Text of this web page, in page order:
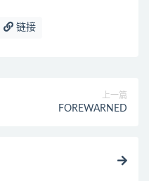
链接
上一篇
FOREWARNED